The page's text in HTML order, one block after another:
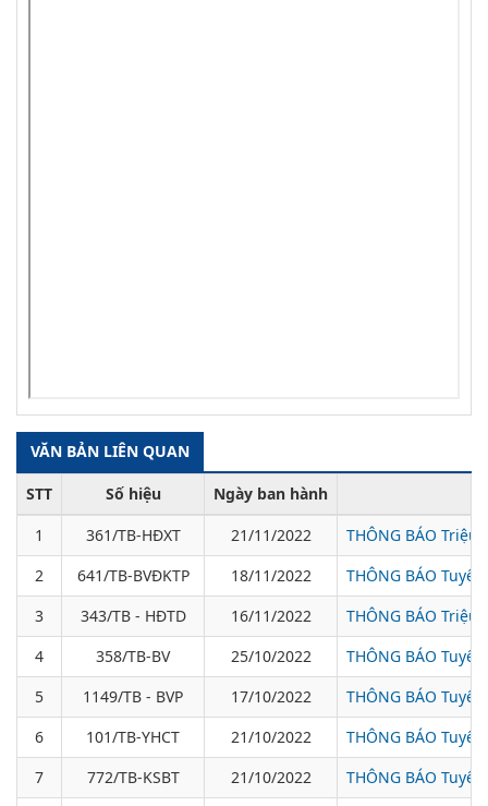
VĂN BẢN LIÊN QUAN
STT Số hiệu
Ngày ban hành
1
361/TB-HĐXT 21/11/2022
THÔNG BÁO
2
641/TB-BVĐKTP 18/11/2022
THÔNG BÁO
3
343/TB - HĐTD 16/11/2022
THÔNG BÁO
4
358/TB-BV 25/10/2022
THÔNG BÁO
5
1149/TB - BVP 17/10/2022
THÔNG BÁO
6
101/TB-YHCT 21/10/2022
THÔNG BÁO
7
772/TB-KSBT 21/10/2022 THÔNG BÁO